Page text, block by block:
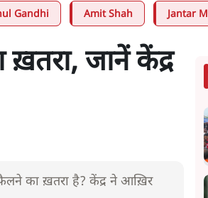
Gandhi Amit Shah Jantar
ख़तरा, जानें केंद्र
का ख़तरा है? केंद्र ने आख़िर